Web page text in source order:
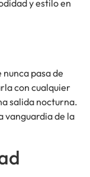
y estilo en
nunca pasa de
con cualquier
salida nocturna.
vanguardia de la